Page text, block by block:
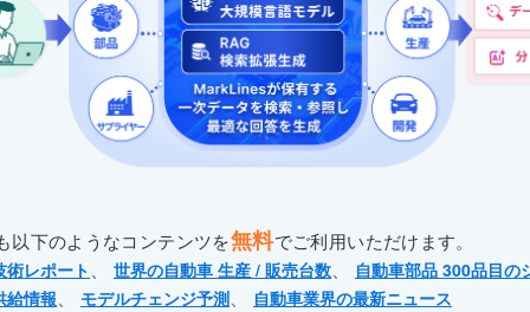
以下のようなコンテンツを無料でご利用いただけます。
術レポート 、 世界の自動車 生産 / 販売台数、
自動車部品 300品目の
給情報、 モデルチェンジ予測、 自動車業界の最新ニュース